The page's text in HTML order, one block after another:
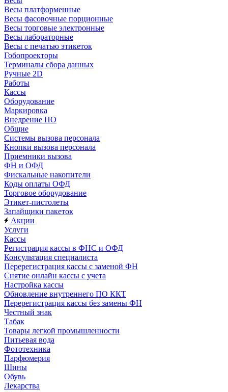
Весы платформенные
Весы фасовочные порционные
Весы торговые электронные
Весы лабораторные
Весы с печатью этикеток
Гобопроекторы
Терминалы сбора данных
Ручные 2D
Работы
Кассы
Оборудование
Маркировка
Внедрение ПО
Общие
Системы вызова персонала
Кнопки вызова персонала
Приемники вызова
ФН и ОФД
Фискальные накопители
Коды оплаты ОФД
Торговое оборудование
Этикет-пистолеты
Запайщики пакеток
Акции
Услуги
Кассы
Регистрация кассы в ФНС и ОФД
Консультация специалиста
Перерегистрация кассы с заменой ФН
Снятие онлайн кассы с учета
Настройка кассы
Обновление внутреннего ПО ККТ
Перерегистрация кассы без замены ФН
Честный знак
Табак
Товары легкой промышленности
Питьевая вода
Фототехника
Парфюмерия
Шины
Обувь
Лекарства